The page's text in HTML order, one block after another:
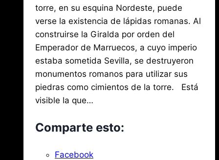
María
de
Mena
19,
2017agosto
3,
2026
torre, en su esquina Nordeste, puede
verse la existencia de lápidas romanas. Al
construirse la Giralda por orden del
Emperador de Marruecos, a cuyo imperio
estaba sometida Sevilla, se destruyeron
monumentos romanos para utilizar sus
piedras como cimientos de la torre. Está
visible la que…
Comparte esto:
Facebook